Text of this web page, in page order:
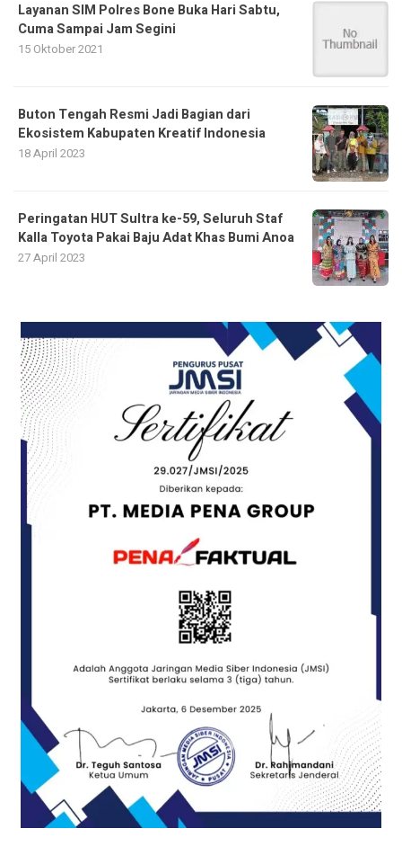
Layanan SIM Polres Bone Buka Hari Sabtu,
Cuma Sampai Jam Segini
15 Oktober 2021
Buton Tengah Resmi Jadi Bagian dari
Ekosistem Kabupaten Kreatif Indonesia
18 April 2023
Peringatan HUT Sultra ke-59, Seluruh Staf
Kalla Toyota Pakai Baju Adat Khas Bumi Anoa
27 April 2023